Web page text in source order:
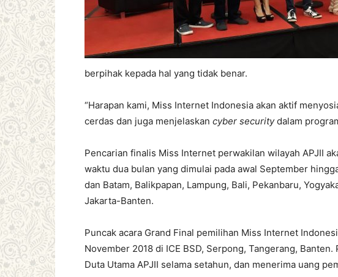
berpihak kepada hal yang tidak benar.
“Harapan kami, Miss Internet Indonesia akan aktif
cerdas dan juga menjelaskan cyber securitydalam
Pencarian finalis Miss Internet perwakilan wilayah APJII
waktu dua bulan yang dimulai pada awal September
dan Batam, Balikpapan, Lampung, Bali, Pekanbaru,
Jakarta-Banten.
Puncak acara Grand Final pemilihan Miss Internet
November 2018 di ICE BSD, Serpong, Tangerang,
Duta Utama APJII selama setahun, dan menerima uang